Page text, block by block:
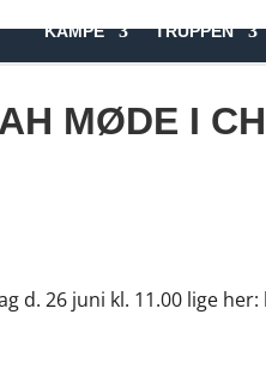
KAMPE TRUPPEN
MØDE I
d. 26 juni kl. 11.00 lige